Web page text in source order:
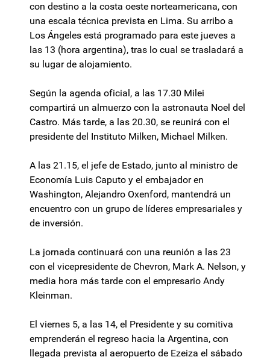
con destino a la costa oeste norteamericana, con
una escala técnica prevista en Lima. Su arribo a
Los Ángeles está programado para este jueves a
las 13 (hora argentina), tras lo cual se trasladará a
su lugar de alojamiento.
Según la agenda oficial, a las 17.30 Milei
compartirá un almuerzo con la astronauta Noel del
Castro. Más tarde, a las 20.30, se reunirá con el
presidente del Instituto Milken, Michael Milken.
A las 21.15, el jefe de Estado, junto al ministro de
Economía Luis Caputo y el embajador en
Washington, Alejandro Oxenford, mantendrá un
encuentro con un grupo de líderes empresariales y
de inversión.
La jornada continuará con una reunión a las 23
con el vicepresidente de Chevron, Mark A. Nelson, y
media hora más tarde con el empresario Andy
Kleinman.
El viernes 5, a las 14, el Presidente y su comitiva
emprenderán el regreso hacia la Argentina, con
llegada prevista al aeropuerto de Ezeiza el sábado